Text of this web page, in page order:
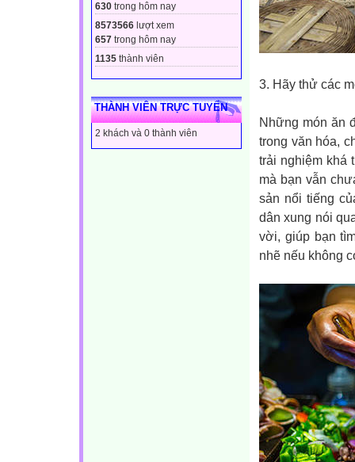
630 trong hôm nay
8573566 lượt xem
657 trong hôm nay
1135 thành viên
THÀNH VIÊN TRỰC TUYẾN
2 khách và 0 thành viên
3. Hãy thử các
Những món ăn
trong văn hóa,
trải nghiệm khá
mà bạn vẫn
sản nổi tiếng
dân xung nói
vời, giúp bạn
nhẽ nếu không